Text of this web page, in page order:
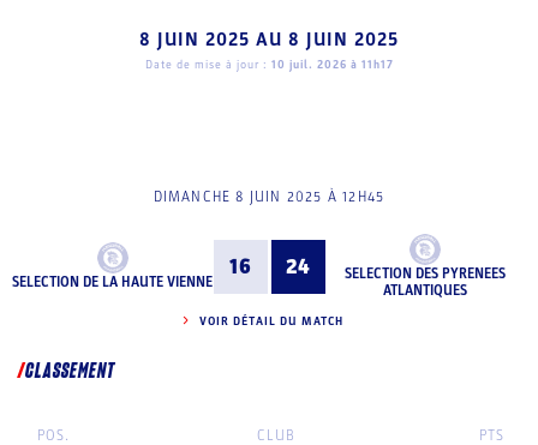
8 JUIN 2025 AU 8 JUIN 2025
Date de mise à jour : 10 juil. 2026 à 11h17
DIMANCHE 8 JUIN 2025 À 12H45
SELECTION DE LA HAUTE VIENNE
16 24
SELECTION DES PYRENEES
ATLANTIQUES
VOIR DÉTAIL DU MATCH
CLASSEMENT
POS. CLUB PTS